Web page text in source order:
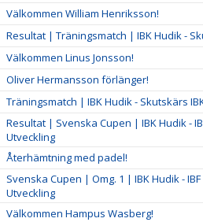
Välkommen William Henriksson!
Resultat | Träningsmatch | IBK Hudik -
Välkommen Linus Jonsson!
Oliver Hermansson förlänger!
Träningsmatch | IBK Hudik - Skutskärs
Resultat | Svenska Cupen | IBK Hudik -
Utveckling
Återhämtning med padel!
Svenska Cupen | Omg. 1 | IBK Hudik - IBF
Utveckling
Välkommen Hampus Wasberg!